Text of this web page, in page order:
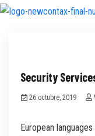
Security
26 octubre, 2019
European